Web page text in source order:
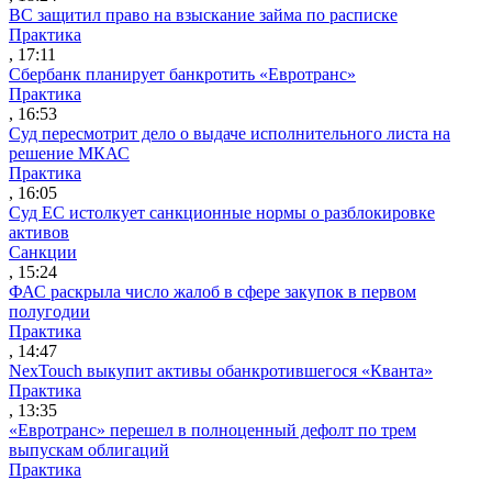
ВС защитил право на взыскание займа по расписке
Практика
, 17:11
Сбербанк планирует банкротить «Евротранс»
Практика
, 16:53
Суд пересмотрит дело о выдаче исполнительного листа на
решение МКАС
Практика
, 16:05
Суд ЕС истолкует санкционные нормы о разблокировке
активов
Санкции
, 15:24
ФАС раскрыла число жалоб в сфере закупок в первом
полугодии
Практика
, 14:47
NexTouch выкупит активы обанкротившегося «Кванта»
Практика
, 13:35
«Евротранс» перешел в полноценный дефолт по трем
выпускам облигаций
Практика